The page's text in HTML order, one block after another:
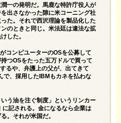
一の発明だ。馬鹿な特許庁役人が
出さなかった隙に米コーニング社
た。それで西沢理論を製品化した
のときと同じ。米法廷は違法な拡
した。
コンピユーターのOSを公募して
つOSをたった五万ドルで買って
るや、弁護上の父が、出てきて
で、採用したIBMもカネを払わな
う油を注ぐ制度」というリンカー
に記される。金になるなら企業は
。それが米国だ。